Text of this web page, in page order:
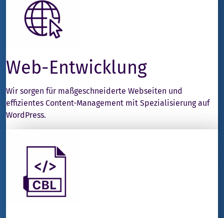
Web-Entwicklung
Wir sorgen für maßgeschneiderte Webseiten und
effizientes Content-Management mit Spezialisierung auf
WordPress.